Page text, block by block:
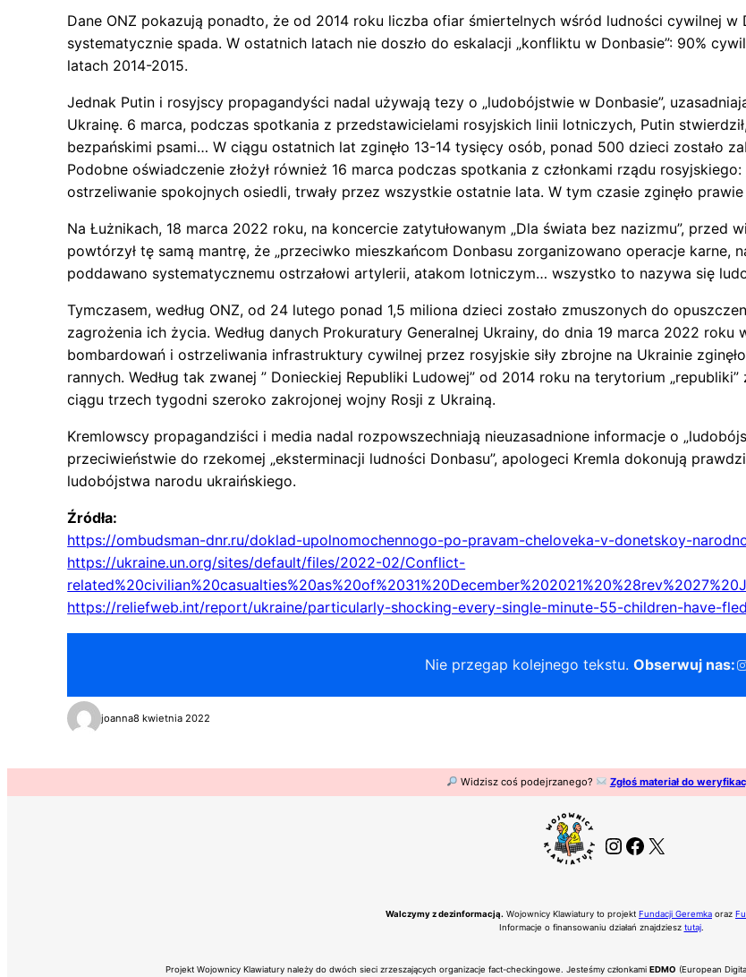
Dane ONZ pokazują ponadto, że od 2014 roku liczba ofiar śmiertelnych wśród ludności cywilnej w
systematycznie spada. W ostatnich latach nie doszło do eskalacji „konfliktu w Donbasie”: 90%
latach 2014-2015.
Jednak Putin i rosyjscy propagandyści nadal używają tezy o „ludobójstwie w Donbasie”,
Ukrainę. 6 marca, podczas spotkania z przedstawicielami rosyjskich linii lotniczych, Putin
bezpańskimi psami… W ciągu ostatnich lat zginęło 13-14 tysięcy osób, ponad 500 dzieci zostało
Podobne oświadczenie złożył również 16 marca podczas spotkania z członkami rządu rosyjskiego:
ostrzeliwanie spokojnych osiedli, trwały przez wszystkie ostatnie lata. W tym czasie zginęło
Na Łużnikach, 18 marca 2022 roku, na koncercie zatytułowanym „Dla świata bez nazizmu”, przed
powtórzył tę samą mantrę, że „przeciwko mieszkańcom Donbasu zorganizowano operacje karne,
poddawano systematycznemu ostrzałowi artylerii, atakom lotniczym… wszystko to nazywa się
Tymczasem, według ONZ, od 24 lutego ponad 1,5 miliona dzieci zostało zmuszonych do
zagrożenia ich życia. Według danych Prokuratury Generalnej Ukrainy, do dnia 19 marca 2022 roku
bombardowań i ostrzeliwania infrastruktury cywilnej przez rosyjskie siły zbrojne na Ukrainie zginęło
rannych. Według tak zwanej ” Donieckiej Republiki Ludowej” od 2014 roku na terytorium
ciągu trzech tygodni szeroko zakrojonej wojny Rosji z Ukrainą.
Kremlowscy propagandziści i media nadal rozpowszechniają nieuzasadnione informacje o
przeciwieństwie do rzekomej „eksterminacji ludności Donbasu”, apologeci Kremla dokonują
ludobójstwa narodu ukraińskiego.
Źródła:
https://ombudsman-dnr.ru/doklad-upolnomochennogo-po-pravam-cheloveka-v-donetskoy-
https://ukraine.un.org/sites/default/files/2022-02/Conflict-
https://reliefweb.int/report/ukraine/particularly-shocking-every-single-minute-55-children-have-
Nie przegap kolejnego tekstu. Obserwuj nas:
joanna8 kwietnia 2022
Widzisz coś podejrzanego? Zgłoś materiał do
Instagram
Facebook
X
Walczymy z dezinformacją. Wojownicy Klawiatury to projekt Fundacji Geremka oraz
Informacje o finansowaniu działań znajdziesz tutaj.
Projekt Wojownicy Klawiatury należy do dwóch sieci zrzeszających organizacje fact-checkingowe. Jesteśmy członkami EDMO (European